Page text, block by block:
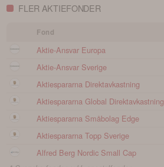
FLER AKTIEFONDER
Fond
Aktie-Ansvar Europa
Aktie-Ansvar Sverige
Aktiespararna Direktavkastning
Aktiespararna Global Direktavkastning
Aktiespararna Småbolag Edge
Aktiespararna Topp Sverige
Alfred Berg Nordic Small Cap